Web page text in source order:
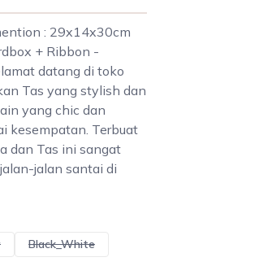
: 29x14x30cm
+ Ribbon -
datang di toko
Tas yang stylish dan
yang chic dan
kesempatan. Terbuat
dan Tas ini sangat
jalan santai di
Black_White